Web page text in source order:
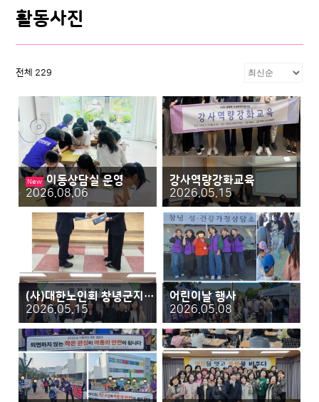
활동사진
전체 229
New 이동상담실 운영
2026.08.06
강사역량강화교육
2026.05.15
(사)대한노인회 창녕군지회&상담소 업무협약식
2026.05.15
어린이날 행사
2026.05.08